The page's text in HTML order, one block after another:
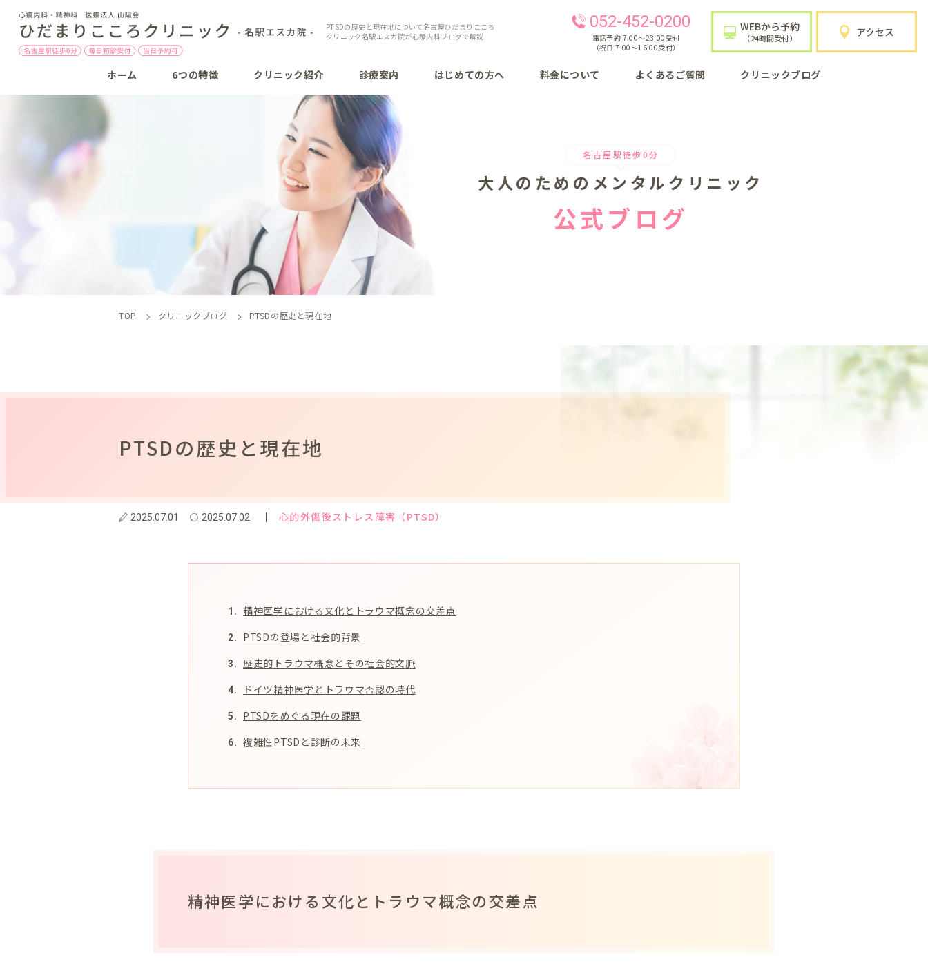
PTSDの歴史と現在地について名古屋ひだまりこころ
クリニック名駅エスカ院が心療内科ブログで解説
052-452-0200
電話予約 7:00〜23:00受付
（祝日 7:00〜16:00受付）
WEBから予約
（24時間受付） アクセス
ホーム 6つの特徴 クリニック紹介 診療案内 はじめての方へ 料金について よくあるご質問 クリニックブログ
名古屋駅徒歩0分
大人のための メンタルクリニック
公式ブログ
TOP クリニックブログ PTSDの歴史と現在地
PTSDの歴史と現在地
2025.07.01 2025.07.02 心的外傷後ストレス障害（PTSD）
精神医学における文化とトラウマ概念の交差点
PTSDの登場と社会的背景
歴史的トラウマ概念とその社会的文脈
ドイツ精神医学とトラウマ否認の時代
PTSDをめぐる現在の課題
複雑性PTSDと診断の未来
精神医学における文化とトラウマ概念の交差点